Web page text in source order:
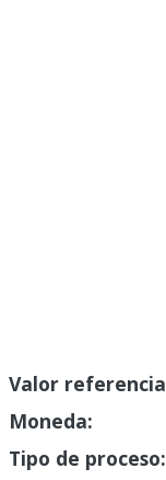
Valor
Moneda:
Tipo de proceso: